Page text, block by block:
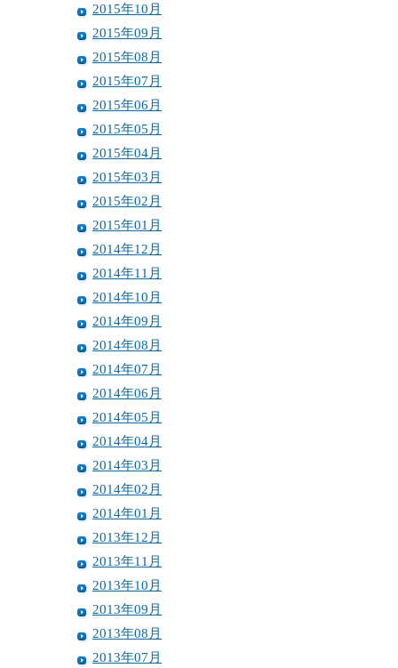
2015年10月
2015年09月
2015年08月
2015年07月
2015年06月
2015年05月
2015年04月
2015年03月
2015年02月
2015年01月
2014年12月
2014年11月
2014年10月
2014年09月
2014年08月
2014年07月
2014年06月
2014年05月
2014年04月
2014年03月
2014年02月
2014年01月
2013年12月
2013年11月
2013年10月
2013年09月
2013年08月
2013年07月